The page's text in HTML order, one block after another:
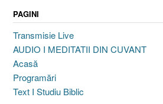
PAGINI
Transmisie Live
AUDIO I MEDITATII DIN CUVANT
Acasă
Programări
Text I Studiu Biblic